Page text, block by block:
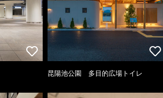
昆陽池公園 多目的広場トイレ